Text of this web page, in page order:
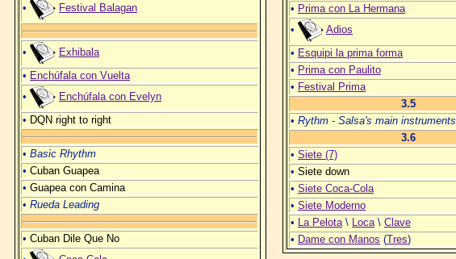
• Prima con La Hermana
•
Adios
• Esquipi la prima forma
• Prima con Paulito
• Festival Prima
3.5
• Rythm - Salsa's main instruments
3.6
• Siete (7)
• Siete down
• Siete Coca-Cola
• Siete Moderno
• La Pelota\ Loca\ Clave
• Dame con Manos (Tres)
•
Festival Balagan
•
Exhibala
• Enchúfala con Vuelta
•
Enchúfala con Evelyn
• DQN right to right
• Basic Rhythm
• Cuban Guapea
• Guapea con Camina
• Rueda Leading
• Cuban Dile Que No